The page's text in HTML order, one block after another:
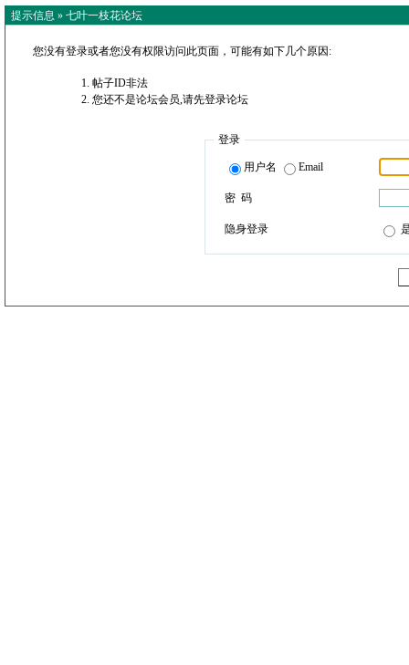
提示信息 » 七叶一枝花论坛
您没有登录或者您没有权限访问此页面，可能有如下几个原因:
帖子ID非法
您还不是论坛会员,请先登录论坛
登录
用户名 Email
密 码
隐身登录